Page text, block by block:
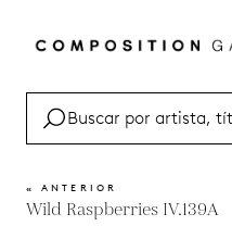
« ANTERIOR
Wild Raspberries IV.139A